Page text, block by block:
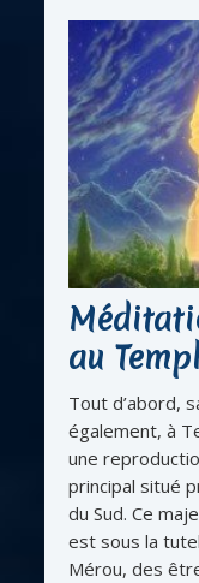
au
Tout d’abord,
également, à
une
principal situé
du Sud. Ce
est sous la
Mérou, des